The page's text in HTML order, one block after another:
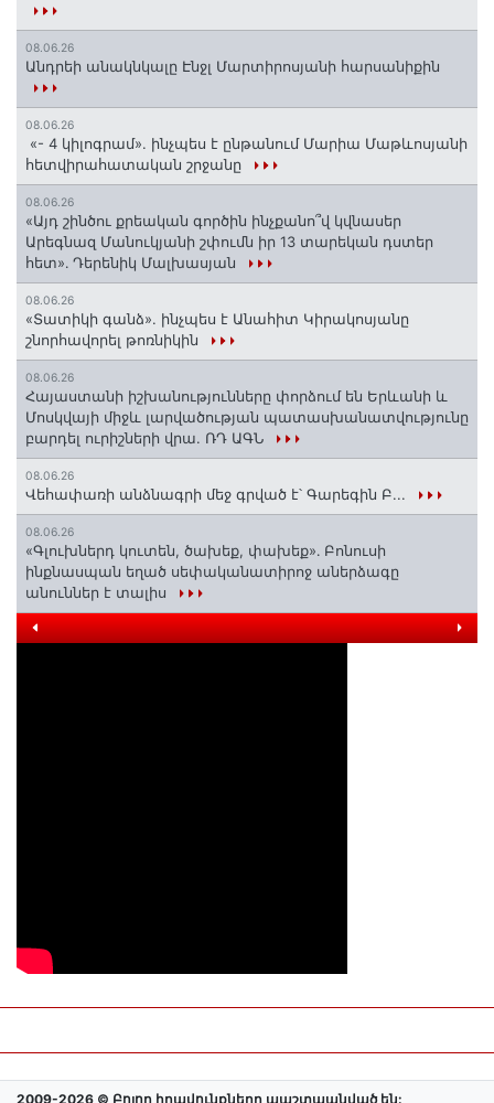
08.06.26
Անդրեի անակնկալը Էնջլ Մարտիրոսյանի հարսանիքին
08.06.26
«- 4 կիլոգրամ». ինչպես է ընթանում Մարիա Մաթևոսյանի
հետվիրահատական շրջանը
08.06.26
«Այդ շինծու քրեական գործին ինչքանո՞վ կվնասեր
Արեգնազ Մանուկյանի շփումն իր 13 տարեկան դստեր
հետ»․ Դերենիկ Մալխասյան
08.06.26
«Տատիկի գանձ». ինչպես է Անահիտ Կիրակոսյանը
շնորհավորել թոռնիկին
08.06.26
Հայաստանի իշխանությունները փորձում են Երևանի և
Մոսկվայի միջև լարվածության պատասխանատվությունը
բարդել ուրիշների վրա. ՌԴ ԱԳՆ
08.06.26
Վեհափառի անձնագրի մեջ գրված է՝ Գարեգին Բ...
08.06.26
«Գլուխներդ կուտեն, ծախեք, փախեք»․ Բոնուսի
ինքնասպան եղած սեփականատիրոջ աներձագը
անուններ է տալիս
2009-2026 © Բոլոր իրավունքները պաշտպանված են: